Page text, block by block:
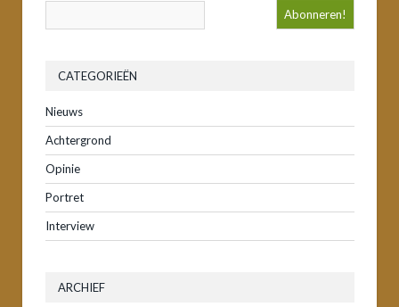
CATEGORIEËN
Nieuws
Achtergrond
Opinie
Portret
Interview
ARCHIEF